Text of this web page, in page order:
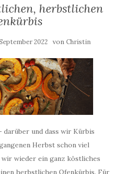
herbstlichen
2022 von Christin
und dass wir Kürbis
Herbst schon viel
wieder ein ganz köstliches
herbstlichen Ofenkürbis. Für